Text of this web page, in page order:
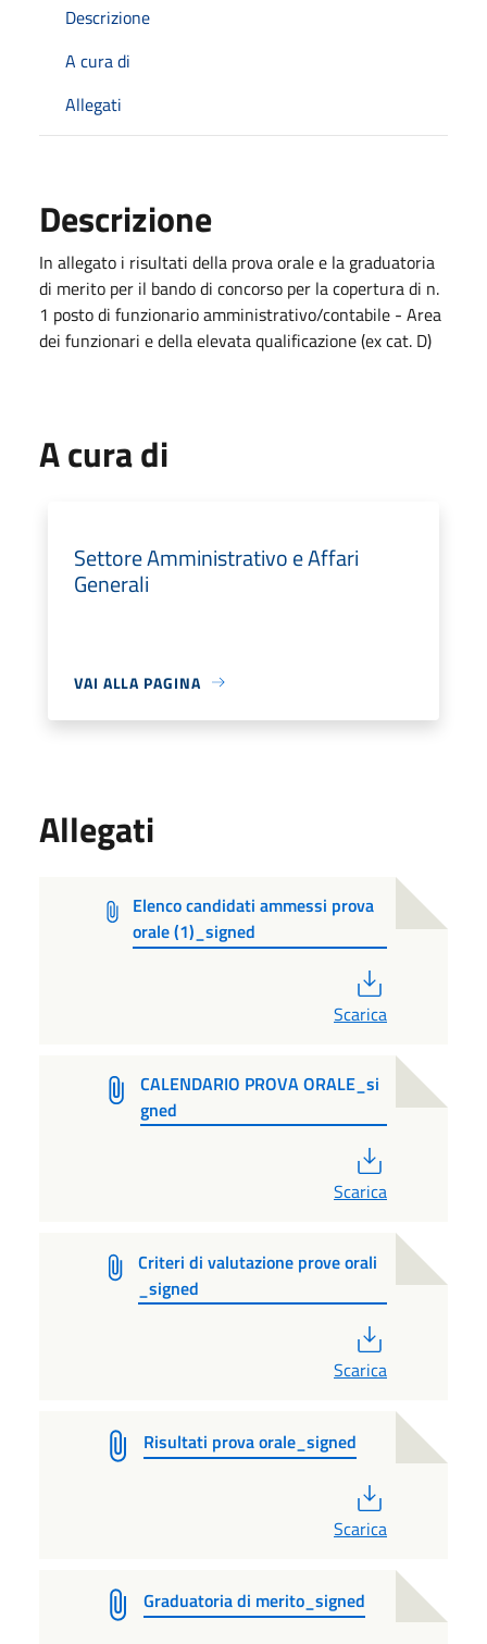
Descrizione
A cura di
Allegati
Descrizione
In allegato i risultati della prova orale e la graduatoria
di merito per il bando di concorso per la copertura di n.
1 posto di funzionario amministrativo/contabile - Area
dei funzionari e della elevata qualificazione (ex cat. D)
A cura di
Settore Amministrativo e Affari
Generali
VAI ALLA PAGINA
Allegati
Elenco candidati ammessi prova
orale (1)_signed
Scarica
CALENDARIO PROVA ORALE_si
gned
Scarica
Criteri di valutazione prove orali
_signed
Scarica
Risultati prova orale_signed
Scarica
Graduatoria di merito_signed